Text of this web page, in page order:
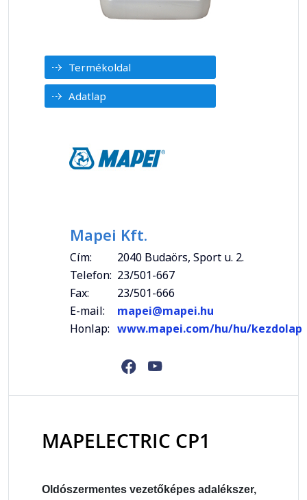
Termékoldal
Adatlap
Mapei Kft.
Cím:
2040 Budaörs, Sport u. 2.
Telefon: 23/501-667
Fax:
23/501-666
E-mail:
mapei@mapei.hu
Honlap: www.mapei.com/hu/hu/kezdolap
MAPELECTRIC CP1
Oldószermentes vezetőképes adalékszer,